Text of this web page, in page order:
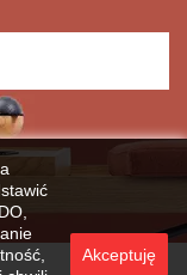
Akceptuję